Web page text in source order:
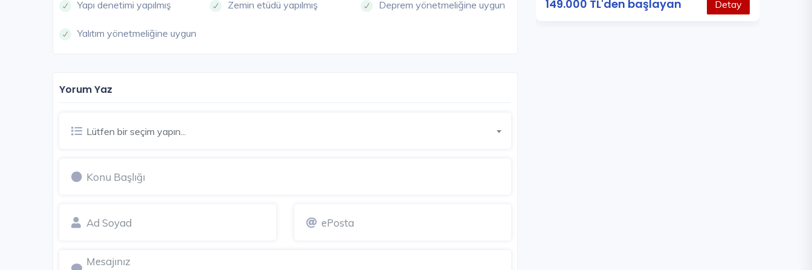
Yapı denetimi yapılmış Zemin etüdü yapılmış Deprem yönetmeliğine uygun
Yalıtım yönetmeliğine uygun
Yorum Yaz
Lütfen bir seçim yapın...
149.000 TL'den başlayan Detay